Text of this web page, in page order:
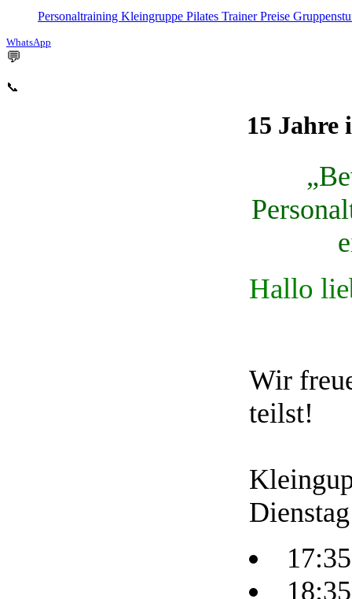
Personaltraining Kleingruppe Pilates TrainerPreise
WhatsApp
💬
📞
15 Jahre
„
Hallo
Wir
teilst!